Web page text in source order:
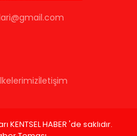
İletişim
HABER 'de saklıdır.